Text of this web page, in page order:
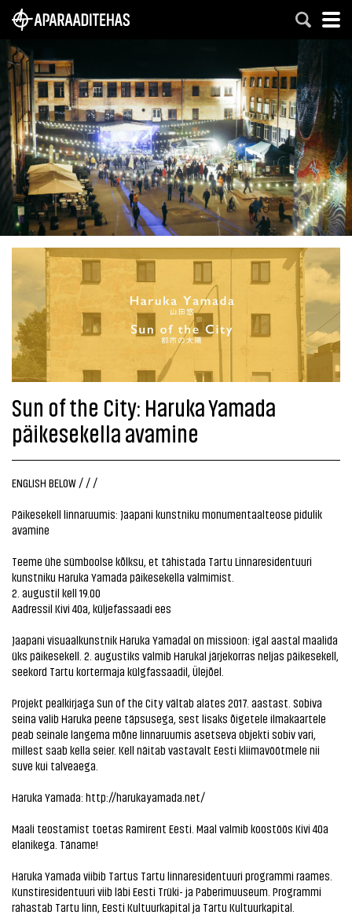
Sun of the City: Haruka Yamada
päikesekella avamine
ENGLISH BELOW / / /
Päikesekell linnaruumis: Jaapani kunstniku monumentaalteose pidulik
avamine
Teeme ühe sümboolse kõlksu, et tähistada Tartu Linnaresidentuuri
kunstniku Haruka Yamada päikesekella valmimist.
2. augustil kell 19.00
Aadressil Kivi 40a, küljefassaadi ees
Jaapani visuaalkunstnik Haruka Yamadal on missioon: igal aastal maalida
üks päikesekell. 2. augustiks valmib Harukal järjekorras neljas päikesekell,
seekord Tartu kortermaja külgfassaadil, Ülejõel.
Projekt pealkirjaga Sun of the City vältab alates 2017. aastast. Sobiva
seina valib Haruka peene täpsusega, sest lisaks õigetele ilmakaartele
peab seinale langema mõne linnaruumis asetseva objekti sobiv vari,
millest saab kella seier. Kell näitab vastavalt Eesti kliimavöötmele nii
suve kui talveaega.
Haruka Yamada: http://harukayamada.net/
Maali teostamist toetas Ramirent Eesti . Maal valmib koostöös Kivi 40a
elanikega. Täname!
Haruka Yamada viibib Tartus Tartu linnaresidentuuri programmi raames.
Kunstiresidentuuri viib läbi Eesti Trüki- ja Paberimuuseum. Programmi
rahastab Tartu linn, Eesti Kultuurkapital ja Tartu Kultuurkapital.